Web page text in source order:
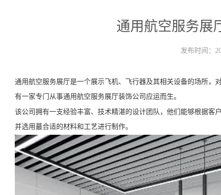
通用航空服务展
发布时间：
通用航空服务展厅是一个展示飞机、飞行器及其相关设备的场所
有一家专门从事通用航空服务展厅装饰公司应运而生。
该公司拥有一支经验丰富、技术精湛的设计团队，他们能够根据
并选用蕞合适的材料和工艺进行制作。